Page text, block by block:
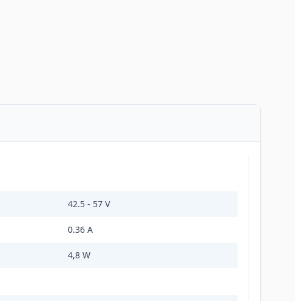
42.5 - 57 V
0.36 A
4,8 W